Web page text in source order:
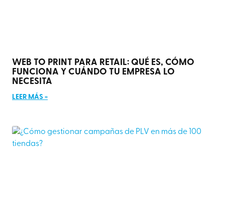
WEB TO PRINT PARA RETAIL: QUÉ ES, CÓMO
FUNCIONA Y CUÁNDO TU EMPRESA LO
NECESITA
LEER MÁS »